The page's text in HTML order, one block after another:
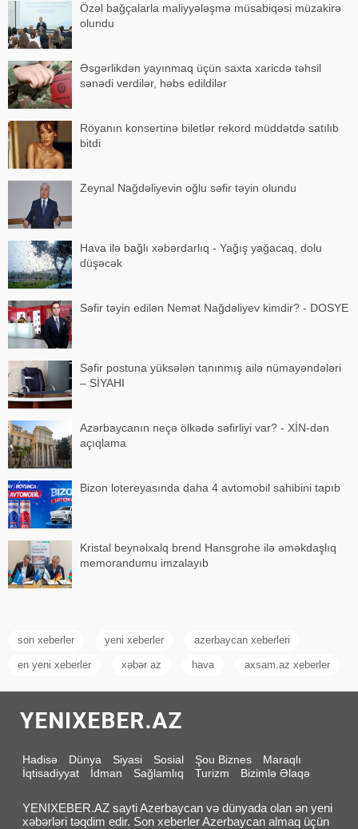
Özəl bağçalarla maliyyələşmə müsabiqəsi müzakirə
olundu
Əsgərlikdən yayınmaq üçün saxta xaricdə təhsil
sənədi verdilər, həbs edildilər
Röyanın konsertinə biletlər rekord müddətdə satılıb
bitdi
Zeynal Nağdəliyevin oğlu səfir təyin olundu
Hava ilə bağlı xəbərdarlıq - Yağış yağacaq, dolu
düşəcək
Səfir təyin edilən Nemət Nağdəliyev kimdir? - DOSYE
Səfir postuna yüksələn tanınmış ailə nümayəndələri
– SİYAHI
Azərbaycanın neçə ölkədə səfirliyi var? - XİN-dən
açıqlama
Bizon lotereyasında daha 4 avtomobil sahibini tapıb
Kristal beynəlxalq brend Hansgrohe ilə əməkdaşlıq
memorandumu imzalayıb
son xeberler yeni xeberler azerbaycan xeberleri
en yeni xeberler xəbər az hava axsam.az xeberler
Hadisə Dünya Siyasi Sosial Şou Biznes
Maraqlı
İqtisadiyyat
İdman Sağlamlıq Turizm Bizimlə Əlaqə
YENIXEBER.AZ sayti Azerbaycan və dünyada olan ən yeni
xəbərləri təqdim edir. Son xeberler Azerbaycan almaq üçün